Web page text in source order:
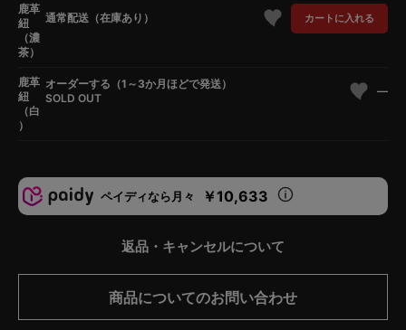
鹿革
紐
（濃
茶）
通常配送（在庫あり） カートに入れる
鹿革
紐
（白
）
オーダーする（1～3か月ほどで発送）
SOLD OUT
—
ペイディなら月々 ￥10,633
返品・キャンセルについて
商品についてのお問い合わせ